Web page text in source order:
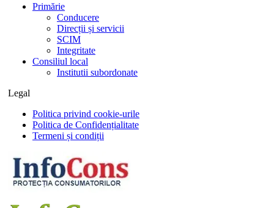
Primărie
Conducere
Direcții și servicii
SCIM
Integritate
Consiliul local
Institutii subordonate
Legal
Politica privind cookie-urile
Politica de Confidențialitate
Termeni și condiții